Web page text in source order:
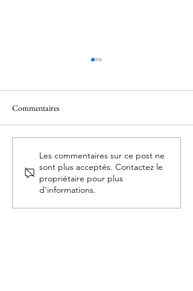
Natalya Krasnova
Commentaires
Les commentaires sur ce post ne
sont plus acceptés. Contactez le
propriétaire pour plus
d'informations.